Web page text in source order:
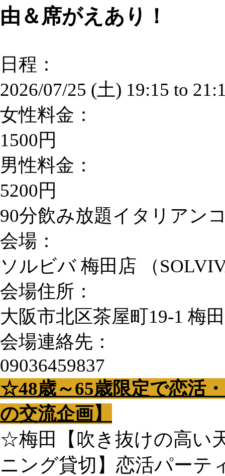
由＆席がえあり！
日程：
2026/07/25 (土) 19:15 to
女性料金：
1500円
男性料金：
5200円
90分飲み放題イタリアン
会場：
ソルビバ 梅田店 （
会場住所：
大阪市北区茶屋町19-1 梅
会場連絡先：
09036459837
☆48歳～65歳限定で恋活
の交流企画】
☆梅田【吹き抜けの高い
ニング貸切】恋活パーテ